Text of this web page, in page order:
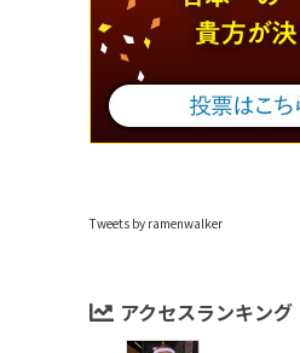
Tweets by ramenwalker
アクセスランキング